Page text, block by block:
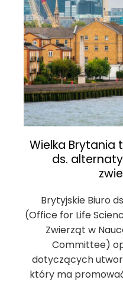
Wielka Brytania
ds.
Brytyjskie Biuro
(Office for Life
Zwierząt w
Committee)
dotyczących
który ma